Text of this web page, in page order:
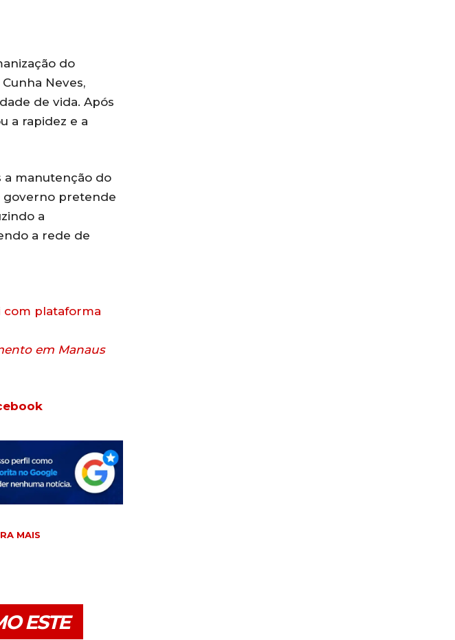
do
Neves,
de vida. Após
a rapidez e a
a manutenção do
governo pretende
a
a rede de
com plataforma
em Manaus
MAIS
ESTE